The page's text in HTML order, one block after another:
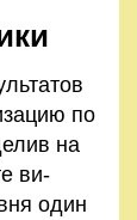
по
на
ви­
один